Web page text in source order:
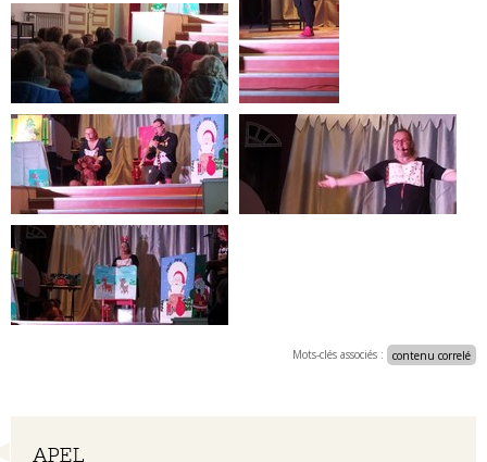
Navigation
APEL
Mots-clés associés : contenu correlé